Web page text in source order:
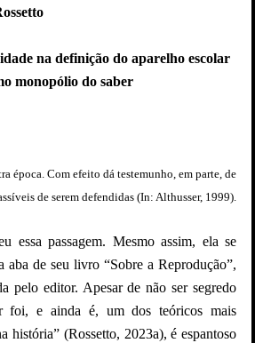
na definição do aparelho escolar
monopólio do saber
época. Com efeito dá testemunho, em parte, de
de serem defendidas (In: Althusser, 1999).
essa passagem. Mesmo assim, ela se
aba de seu livro “Sobre a Reprodução”,
pelo editor. Apesar de não ser segredo
foi, e ainda é, um dos teóricos mais
história” (Rossetto, 2023a), é espantoso